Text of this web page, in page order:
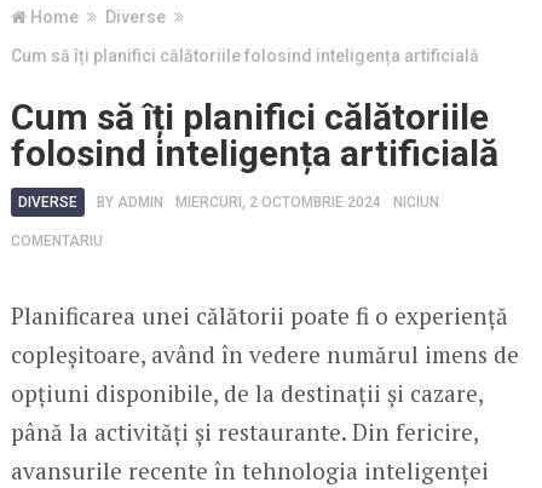
Home
Diverse
Cum să îți planifici călătoriile folosind inteligența artificială
Cum să îți planifici călătoriile
folosind inteligența artificială
DIVERSE BY ADMIN MIERCURI, 2 OCTOMBRIE 2024 NICIUN
COMENTARIU
Planificarea unei călătorii poate fi o experiență
copleșitoare, având în vedere numărul imens de
opțiuni disponibile, de la destinații și cazare,
până la activități și restaurante. Din fericire,
avansurile recente în tehnologia inteligenței